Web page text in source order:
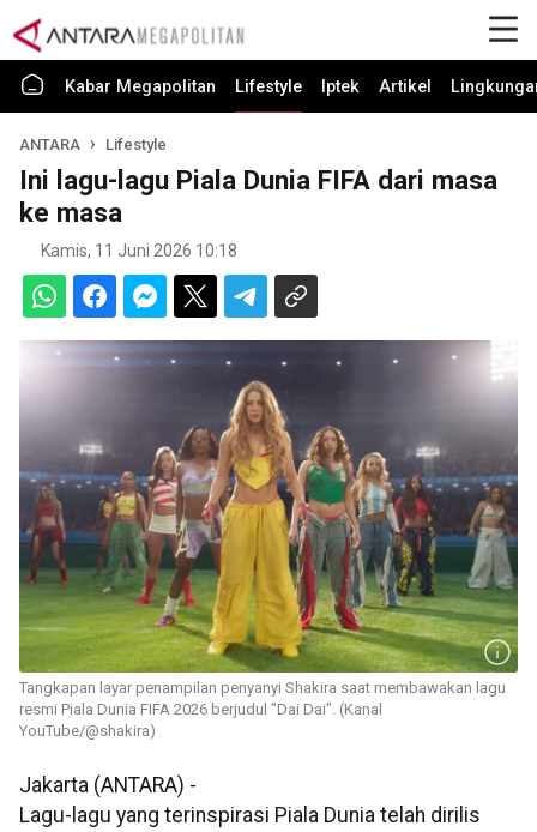
Kabar Megapolitan Lifestyle Iptek Artikel
ANTARA Lifestyle
Ini lagu-lagu Piala Dunia FIFA dari masa
ke masa
Kamis, 11 Juni 2026 10:18
Tangkapan layar penampilan penyanyi Shakira saat membawakan lagu
resmi Piala Dunia FIFA 2026 berjudul "Dai Dai". (Kanal
YouTube/@shakira)
Jakarta (ANTARA) -
Lagu-lagu yang terinspirasi Piala Dunia telah dirilis